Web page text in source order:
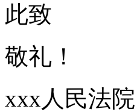
此致
敬礼！
xxx人民法院